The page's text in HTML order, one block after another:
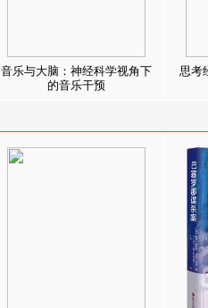
音乐与大脑：神经科学视角下
的音乐干预
思考